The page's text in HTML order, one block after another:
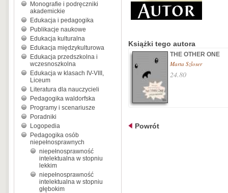
Monografie i podręczniki
akademickie
Edukacja i pedagogika
Publikacje naukowe
Edukacja kulturalna
Edukacja międzykulturowa
Edukacja przedszkolna i
wczesnoszkolna
Edukacja w klasach IV-VIII,
Liceum
Literatura dla nauczycieli
Pedagogika waldorfska
Programy i scenariusze
Poradniki
Logopedia
Pedagogika osób
niepełnosprawnych
niepełnosprawność
intelektualna w stopniu
lekkim
niepełnosprawność
intelektualna w stopniu
głębokim
Książki tego autora
THE OTHER ONE
Marta Szloser
24.80
Powrót